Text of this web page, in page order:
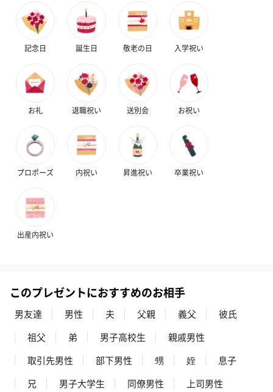
自然のお花で作ったドライフラワー・プリザーブドフラワーを同
梱します。
一部花材が写真と異なる場合がございます。予めご了承くださ
い。パッケージに入れてお届けします。
プリザーブドフラワー
（2,580円）
プリザーブドフラワー
記念日 誕生日 敬老の日 入学祝い
お礼 退職祝い 送別会 お祝い
プロポーズ 内祝い 昇進祝い 卒業祝い
出産内祝い
このプレゼントにおすすめのお相手
男友達 男性 夫 父親 義父
彼氏
祖父
弟 男子高校生
親戚男性
取引先男性
部下男性 甥 姪
息子
兄
男子大学生 同僚男性
上司男性